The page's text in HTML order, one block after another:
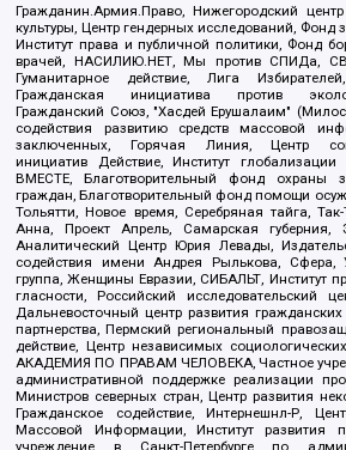
Гражданин.Армия.Право, Нижегородский
культуры, Центр гендерных исследований,
Институт права и публичной политики, Фонд
врачей, НАСИЛИЮ.НЕТ, Мы против СПИДа,
Гуманитарное действие, Лига
Гражданская инициатива против
Гражданский Союз, "Хасдей Ерушалаим"
содействия развитию средств массовой
заключенных, Горячая Линия, Центр
инициатив Действие, Институт
ВМЕСТЕ, Благотворительный фонд охраны
граждан, Благотворительный фонд помощи
Тольятти, Новое время, Серебряная тайга,
Анна, Проект Апрель, Самарская губерния,
Аналитический Центр Юрия Левады,
содействия имени Андрея Рылькова, Сфера,
группа, Женщины Евразии, СИБАЛЬТ, Институт
гласности, Российский исследовательский
Дальневосточный центр развития
партнерства, Пермский региональный
действие, Центр независимых
АКАДЕМИЯ ПО ПРАВАМ ЧЕЛОВЕКА, Частное
административной поддержке реализации
Министров северных стран, Центр развития
Гражданское содействие, Интернешнл-Р,
Массовой Информации, Институт развития
учреждение в Санкт-Петербурге по